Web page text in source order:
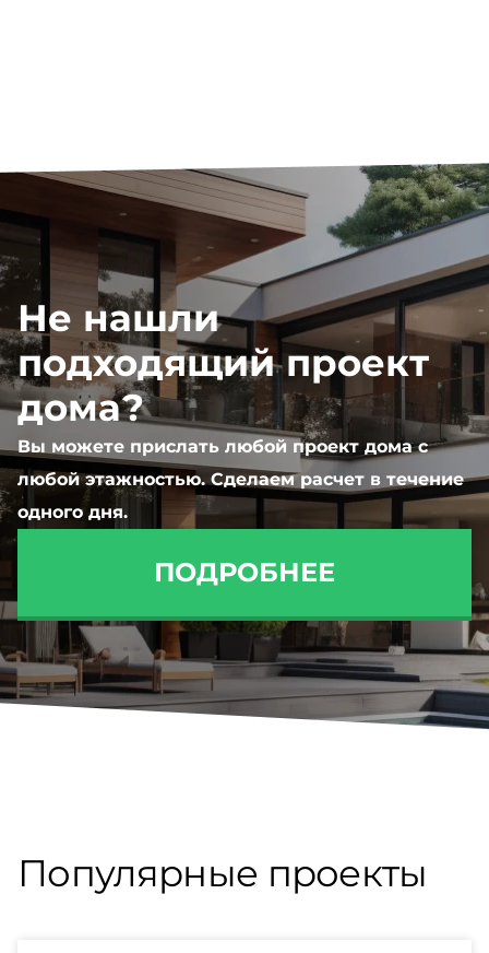
Не нашли
подходящий проект
дома?
Вы можете прислать любой проект дома с
любой этажностью. Сделаем расчет в течение
одного дня.
ПОДРОБНЕЕ
Популярные проекты